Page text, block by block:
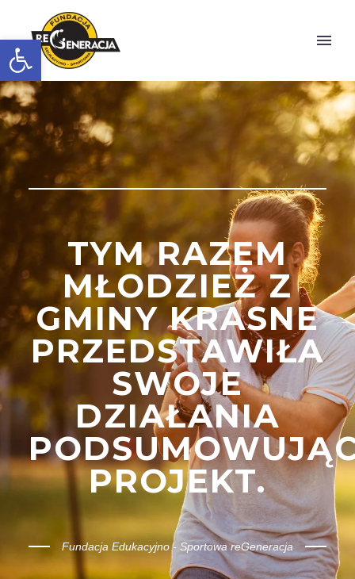
Otwórz pasek narzędzi
TYM RAZEM
MŁODZIEŻ Z
GMINY KRASNE
PRZEDSTAWIŁA
SWOJE
DZIAŁANIA
PROJEKT.
Fundacja Edukacyjno - Sportowa reGeneracja